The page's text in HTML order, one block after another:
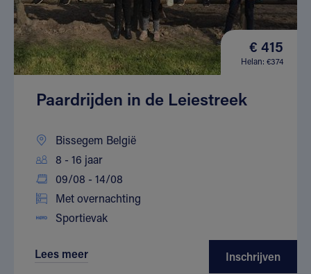
€ 415
Helan: €374
Paardrijden in de Leiestreek
Bissegem België
8 - 16 jaar
09/08 - 14/08
Met overnachting
Sportievak
Lees meer Inschrijven